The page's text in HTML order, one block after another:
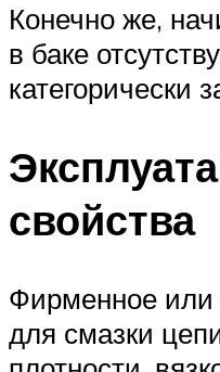
Конечно же,
в баке
категорически
свойства
Фирменное или
для смазки